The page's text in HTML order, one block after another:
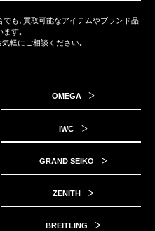
も､買取可能なアイテムやブランド品
ます｡
軽にご相談ください｡
OMEGA
IWC
GRAND SEIKO
ZENITH
BREITLING